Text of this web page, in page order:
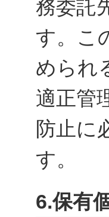
務委託
す。こ
められ
適正管
防止に
す。
6.保有